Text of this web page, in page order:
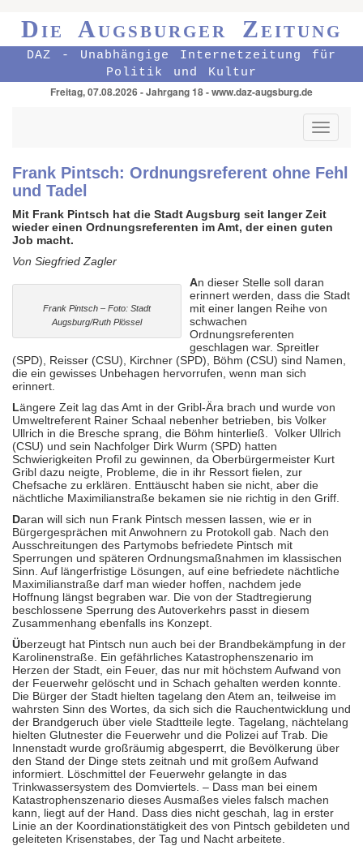
Die Augsburger Zeitung
DAZ - Unabhängige Internetzeitung für
Politik und Kultur
Freitag, 07.08.2026 - Jahrgang 18 - www.daz-augsburg.de
Toggle
Frank Pintsch: Ordnungsreferent ohne Fehl
und Tadel
Mit Frank Pintsch hat die Stadt Augsburg seit langer Zeit
wieder einen Ordnungsreferenten im Amt, der einen guten
Job macht.
Von Siegfried Zagler
Frank Pintsch – Foto: Stadt
Augsburg/Ruth Plössel
An dieser Stelle soll daran
erinnert werden, dass die Stadt
mit einer langen Reihe von
schwachen
Ordnungsreferenten
geschlagen war. Spreitler
(SPD), Reisser (CSU), Kirchner (SPD), Böhm (CSU) sind Namen,
die ein gewisses Unbehagen hervorrufen, wenn man sich
erinnert.
Längere Zeit lag das Amt in der Gribl-Ära brach und wurde von
Umweltreferent Rainer Schaal nebenher betrieben, bis Volker
Ullrich in die Bresche sprang, die Böhm hinterließ. Volker Ullrich
(CSU) und sein Nachfolger Dirk Wurm (SPD) hatten
Schwierigkeiten Profil zu gewinnen, da Oberbürgermeister Kurt
Gribl dazu neigte, Probleme, die in ihr Ressort fielen, zur
Chefsache zu erklären. Enttäuscht haben sie nicht, aber die
nächtliche Maximilianstraße bekamen sie nie richtig in den Griff.
Daran will sich nun Frank Pintsch messen lassen, wie er in
Bürgergesprächen mit Anwohnern zu Protokoll gab. Nach den
Ausschreitungen des Partymobs befriedete Pintsch mit
Sperrungen und späteren Ordnungsmaßnahmen im klassischen
Sinn. Auf längerfristige Lösungen, auf eine befriedete nächtliche
Maximilianstraße darf man wieder hoffen, nachdem jede
Hoffnung längst begraben war. Die von der Stadtregierung
beschlossene Sperrung des Autoverkehrs passt in diesem
Zusammenhang ebenfalls ins Konzept.
Überzeugt hat Pintsch nun auch bei der Brandbekämpfung in der
Karolinenstraße. Ein gefährliches Katastrophenszenario im
Herzen der Stadt, ein Feuer, das nur mit höchstem Aufwand von
der Feuerwehr gelöscht und in Schach gehalten werden konnte.
Die Bürger der Stadt hielten tagelang den Atem an, teilweise im
wahrsten Sinn des Wortes, da sich sich die Rauchentwicklung und
der Brandgeruch über viele Stadtteile legte. Tagelang, nächtelang
hielten Glutnester die Feuerwehr und die Polizei auf Trab. Die
Innenstadt wurde großräumig abgesperrt, die Bevölkerung über
den Stand der Dinge stets zeitnah und mit großem Aufwand
informiert. Löschmittel der Feuerwehr gelangte in das
Trinkwassersystem des Domviertels. – Dass man bei einem
Katastrophenszenario dieses Ausmaßes vieles falsch machen
kann, liegt auf der Hand. Dass dies nicht geschah, lag in erster
Linie an der Koordinationstätigkeit des von Pintsch gebildeten und
geleiteten Krisenstabes, der Tag und Nacht arbeitete.